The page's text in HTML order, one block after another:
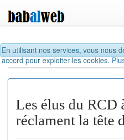
En utilisant nos services, vous nous
accord pour exploiter les cookies.
Les élus du RCD
réclament la tête